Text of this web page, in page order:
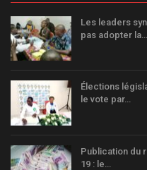
Les leaders
pas adopter la…
Élections
le vote par…
Publication du
19 : le…